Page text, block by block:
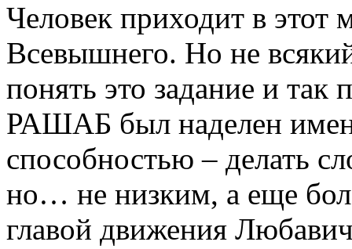
Человек приходит в этот
Всевышнего. Но не
понять это задание и так
РАШАБ был наделен
способностью – делать
но… не низким, а еще
главой движения